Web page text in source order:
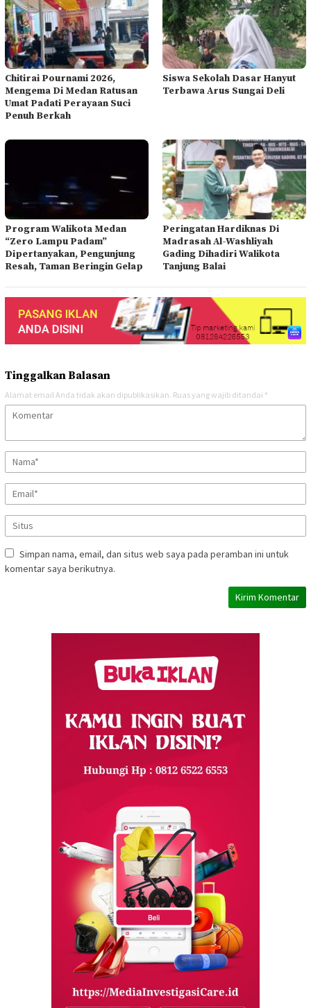
Chitirai Pournami 2026,
Mengema Di Medan Ratusan
Umat Padati Perayaan Suci
Penuh Berkah
Siswa Sekolah Dasar Hanyut
Terbawa Arus Sungai Deli
Program Walikota Medan
“Zero Lampu Padam”
Dipertanyakan, Pengunjung
Resah, Taman Beringin Gelap
Peringatan Hardiknas Di
Madrasah Al-Washliyah
Gading Dihadiri Walikota
Tanjung Balai
Tinggalkan Balasan
Alamat email Anda tidak akan dipublikasikan. Ruas yang wajib ditandai *
Simpan nama, email, dan situs web saya pada peramban ini untuk
komentar saya berikutnya.